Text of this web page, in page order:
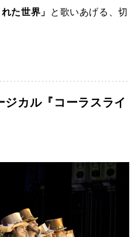
た世界」
と歌いあげる、切
カル『コーラスライ